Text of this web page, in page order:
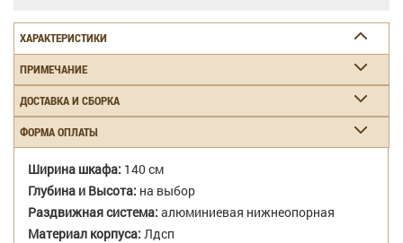
ХАРАКТЕРИСТИКИ
ПРИМЕЧАНИЕ
ДОСТАВКА И СБОРКА
ФОРМА ОПЛАТЫ
Ширина шкафа: 140 см
Глубина и Высота: на выбор
Раздвижная система: алюминиевая нижнеопорная
Материал корпуса: Лдсп